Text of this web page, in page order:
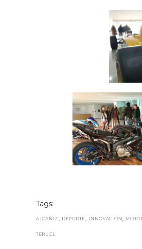
Tags:
ALCAÑIZ , DEPORTE, INNOVACIÓN,
TERUEL